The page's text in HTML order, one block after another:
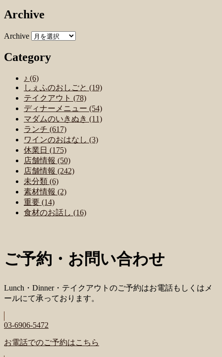
Archive
Archive
Category
♪ (6)
しぇふのおしごと (19)
テイクアウト (78)
ディナーメニュー (54)
マダムのいきぬき (11)
ランチ (617)
ワインのおはなし (3)
休業日 (175)
店舗情報 (50)
店舗情報 (242)
未分類 (6)
素材情報 (2)
重要 (14)
食材のお話し (16)
ご予約・お問い合わせ
Lunch・Dinner・テイクアウトのご予約はお電話もしくはメ
ールにて承っております。
03-6906-5472
お電話でのご予約はこちら